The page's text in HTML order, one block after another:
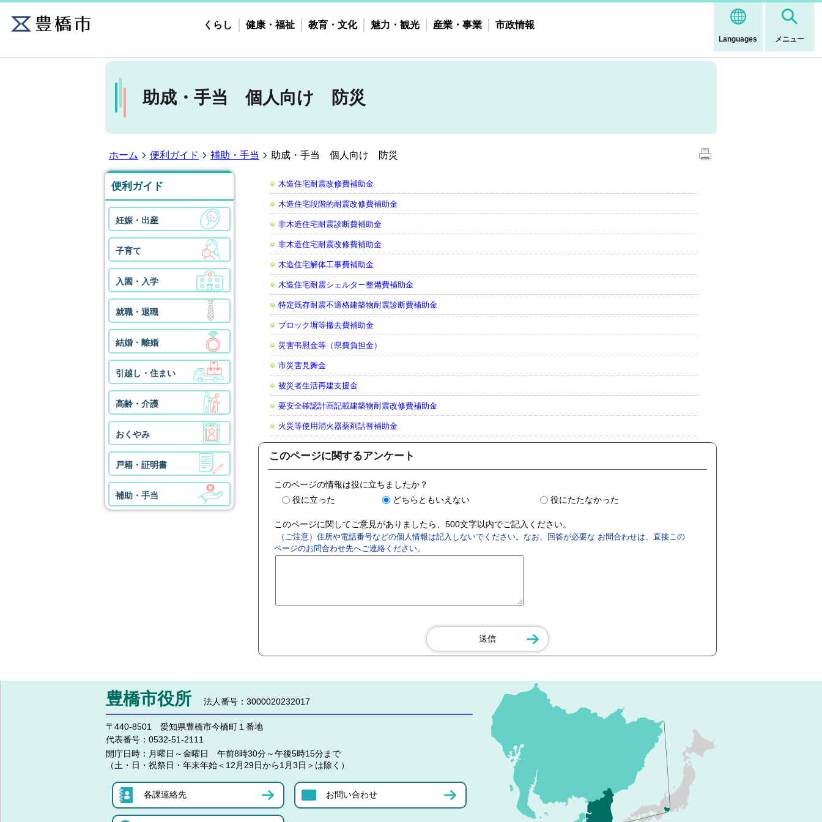
Languages メニュー
くらし 健康・福祉 教育・文化 魅力・観光 産業・事業 市政情報
助成・手当 個人向け 防災
ホーム 便利ガイド 補助・手当 助成・手当 個人向け 防災
便利ガイド
妊娠・出産
子育て
入園・入学
就職・退職
結婚・離婚
引越し・住まい
高齢・介護
おくやみ
戸籍・証明書
補助・手当
木造住宅耐震改修費補助金
木造住宅段階的耐震改修費補助金
非木造住宅耐震診断費補助金
非木造住宅耐震改修費補助金
木造住宅解体工事費補助金
木造住宅耐震シェルター整備費補助金
特定既存耐震不適格建築物耐震診断費補助金
ブロック塀等撤去費補助金
災害弔慰金等（県費負担金）
市災害見舞金
被災者生活再建支援金
要安全確認計画記載建築物耐震改修費補助金
火災等使用消火器薬剤詰替補助金
このページに関するアンケート
このページの情報は役に立ちましたか？
役に立った
どちらともいえない 役にたたなかった
このページに関してご意見がありましたら、500文字以内でご記入ください。
（ご注意）住所や電話番号などの個人情報は記入しないでください。なお、回答が必要な お問合わせは、直接この
ページのお問合わせ先へご連絡ください。
豊橋市役所 法人番号：3000020232017
〒440-8501 愛知県豊橋市今橋町１番地
代表番号： 0532-51-2111
開庁日時： 月曜日～金曜日 午前8時30分～午後5時15分まで
（土・日・祝祭日・年末年始＜12月29日から1月3日＞は除く）
各課連絡先 お問い合わせ